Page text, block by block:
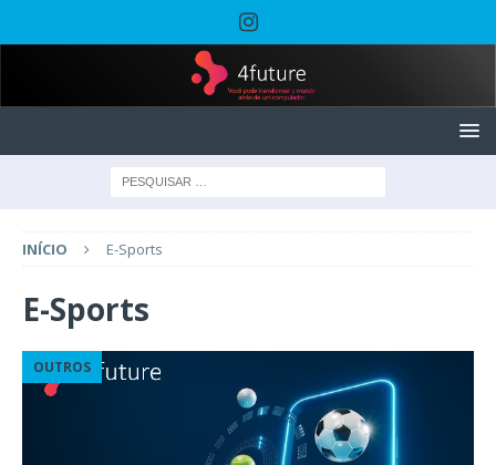
INÍCIO E-Sports
E-Sports
OUTROS